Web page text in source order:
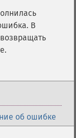
В
об ошибке